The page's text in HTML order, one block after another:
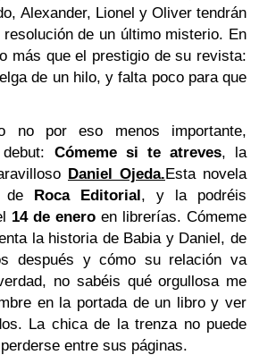
Alexander, Lionel y Oliver tendrán
de un último misterio. En
más que el prestigio de su revista:
de un hilo, y falta poco para que
no por eso menos importante,
Cómeme si te atreves, la
Daniel Ojeda.Esta novela
de Roca Editorial, y la podréis
14 de enero en librerías. Cómeme
la historia de Babia y Daniel, de
después y cómo su relación va
no sabéis qué orgullosa me
en la portada de un libro y ver
La chica de la trenza no puede
entre sus páginas.